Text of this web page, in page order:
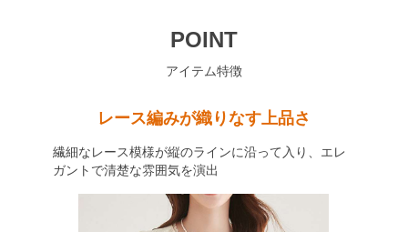
POINT
アイテム特徴
レース編みが織りなす上品さ
繊細なレース模様が縦のラインに沿って入り、エレ
ガントで清楚な雰囲気を演出